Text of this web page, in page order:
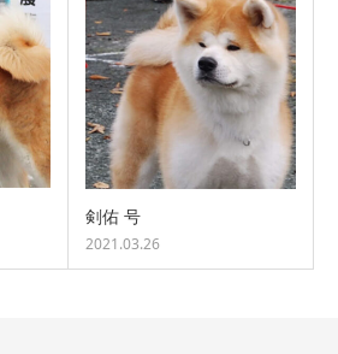
剣佑 号
2021.03.26